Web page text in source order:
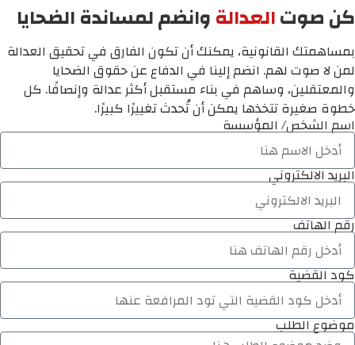
كن صوتالعدالةوانضم لمساندة الضحايا
بمساهمتك القانونية، يمكنك أن تكون الفارق في تحقيق العدالة
لمن لا صوت لهم. انضم إلينا في الدفاع عن حقوق الضحايا
والمعتقلين، وساهم في بناء مستقبل أكثر عدالة وإنصافًا. كل
خطوة صغيرة تتخذها يمكن أن تُحدث تغييرًا كبيرًا.
اسم الشخص/ المؤسسة
البريد الالكتروني
رقم الهاتف
كود القضية
موضوع الطلب